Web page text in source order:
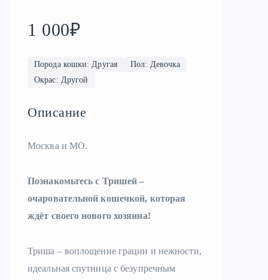
1 000₽
Порода кошки: Другая
Пол: Девочка
Окрас: Другой
Описание
Москва и МО.
Познакомьтесь с Тришей –
очаровательной кошечкой, которая
ждёт своего нового хозяина!
Триша – воплощение грации и нежности,
идеальная спутница с безупречным